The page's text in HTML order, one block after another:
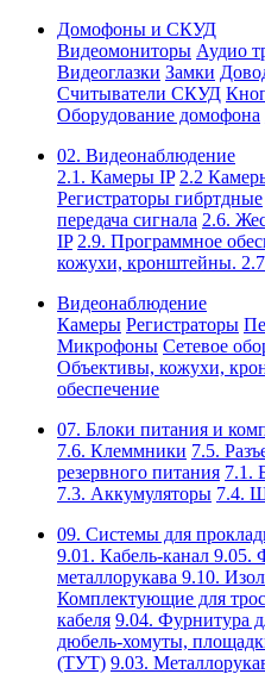
Домофоны и СКУД
Видеомониторы Аудио
Видеоглазки Замки
Считыватели СКУД
Оборудование домофона
02. Видеонаблюдение
2.1. Камеры IP 2.2
Регистраторы гибртдные
передача сигнала 2.6.
IP 2.9. Программное
кожухи, кронштейны.
Видеонаблюдение
Камеры Регистраторы
Микрофоны Сетевое
Объективы, кожухи,
обеспечение
07. Блоки питания и
7.6. Клеммники 7.5.
резервного питания 7.1.
7.3. Аккумуляторы 7.4.
09. Системы для
9.01. Кабель-канал 9.05.
металлорукава 9.10.
Комплектующие для
кабеля 9.04. Фурнитура
дюбель-хомуты,
(ТУТ) 9.03.